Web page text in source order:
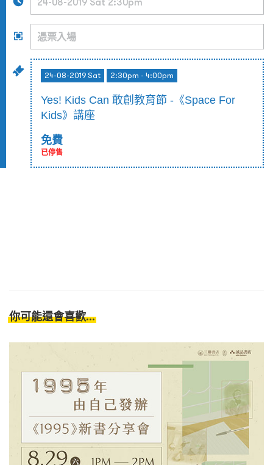
24-08-2019 Sat 2:30pm - 4:00pm
Yes! Kids Can 敢創教育節 -《Space For
Kids》講座
免費
已停售
你可能還會喜歡...